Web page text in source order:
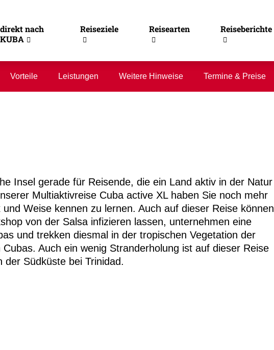
direkt nach
KUBA
Reiseziele Reisearten Reiseberichte
Vorteile Leistungen Weitere Hinweise Termine & Preise
Insel gerade für Reisende, die ein Land aktiv in der Natur
Multiaktivreise Cuba active XL haben Sie noch mehr
Weise kennen zu lernen. Auch auf dieser Reise können
von der Salsa infizieren lassen, unternehmen eine
und trekken diesmal in der tropischen Vegetation der
Auch ein wenig Stranderholung ist auf dieser Reise
der Südküste bei Trinidad.